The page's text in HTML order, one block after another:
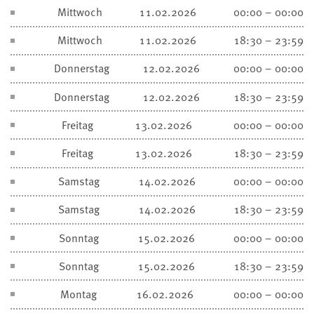
Mittwoch
11.02.2026
00:00 – 00:00
Mittwoch
11.02.2026
18:30 – 23:59
Donnerstag
12.02.2026
00:00 – 00:00
Donnerstag
12.02.2026
18:30 – 23:59
Freitag
13.02.2026
00:00 – 00:00
Freitag
13.02.2026
18:30 – 23:59
Samstag
14.02.2026
00:00 – 00:00
Samstag
14.02.2026
18:30 – 23:59
Sonntag
15.02.2026
00:00 – 00:00
Sonntag
15.02.2026
18:30 – 23:59
Montag
16.02.2026
00:00 – 00:00